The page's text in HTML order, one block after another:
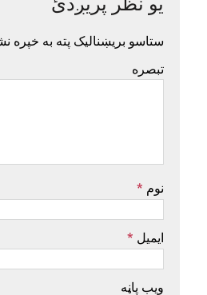
ستاسو بریښنالیک پته به خپره
تبصره
نوم *
ایمیل *
ویب پاڼه